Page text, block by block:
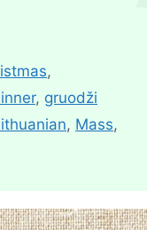
,
, gruodži
, Mass,